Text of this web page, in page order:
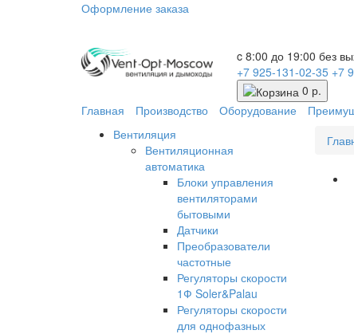
Оформление заказа
c 8:00 до 19:00 без
+7 925-131-02-35 +7
0 р.
Главная
Производство Оборудование
Вентиляция
Вентиляционная
автоматика
Блоки управления
вентиляторами
бытовыми
Датчики
Преобразователи
частотные
Регуляторы скорости
1Ф Soler&Palau
Регуляторы скорости
для однофазных